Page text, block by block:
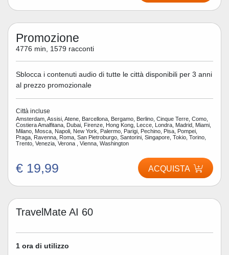
Promozione
4776 min, 1579 racconti
Sblocca i contenuti audio di tutte le città disponibili per 3 anni
al prezzo promozionale
Città incluse
Amsterdam, Assisi, Atene, Barcellona, Bergamo, Berlino, Cinque Terre, Como,
Costiera Amalfitana, Dubai, Firenze, Hong Kong, Lecce, Londra, Madrid, Miami,
Milano, Mosca, Napoli, New York, Palermo, Parigi, Pechino, Pisa, Pompei,
Praga, Ravenna, Roma, San Pietroburgo, Santorini, Singapore, Tokio, Torino,
Trento, Venezia, Verona , Vienna, Washington
€ 19,99 ACQUISTA
TravelMate AI 60
1 ora di utilizzo